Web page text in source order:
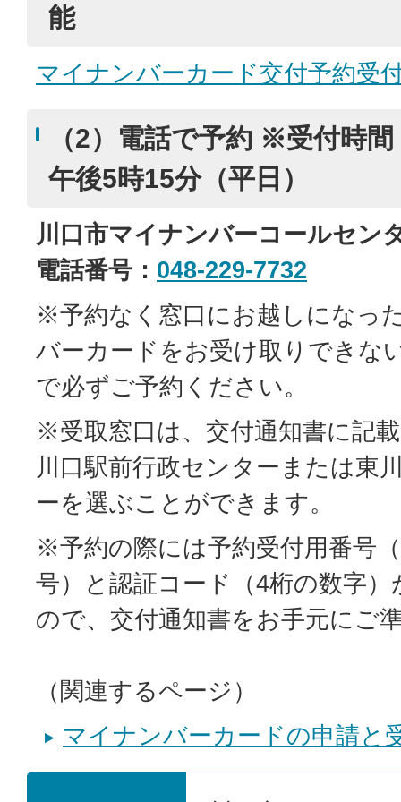
能
マイナンバーカード交付予約受
（2）電話で予約 ※受付時
午後5時15分（平日）
川口市マイナンバーコールセン
電話番号： 048-229-7732
※予約なく窓口にお越しになっ
バーカードをお受け取りできな
で必ずご予約ください。
※受取窓口は、交付通知書に記
川口駅前行政センターまたは東
ーを選ぶことができます。
※予約の際には予約受付用番号
号）と認証コード（4桁の数字
ので、交付通知書をお手元にご
（関連するページ）
マイナンバーカードの申請と